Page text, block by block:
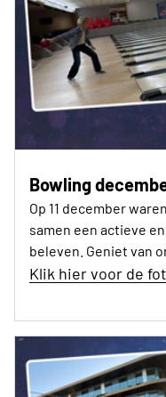
Bowling
Op 11 december
samen een actieve
beleven. Geniet van
Klik hier voor de